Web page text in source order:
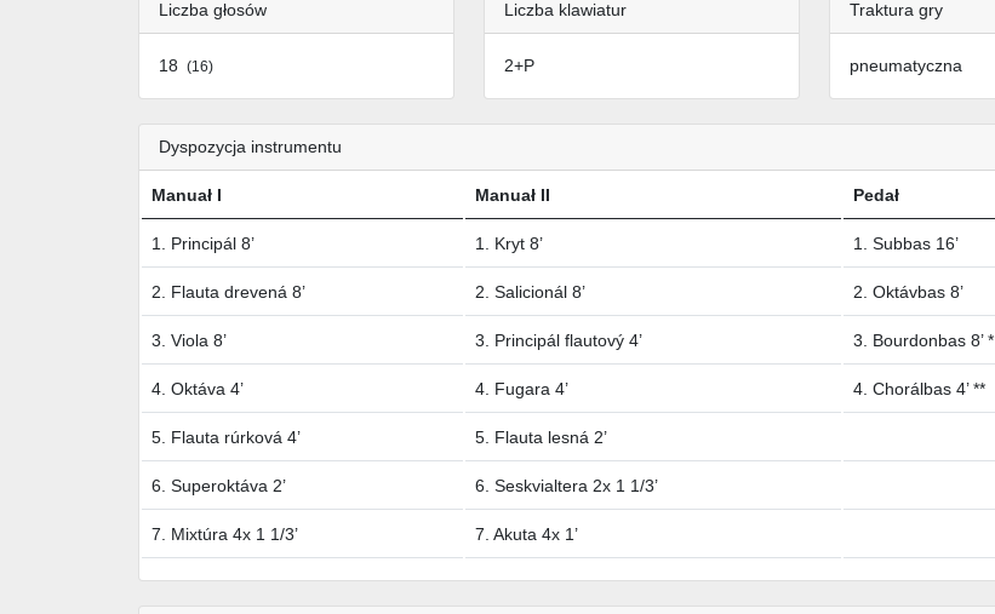
Liczba głosów
18 (16)
Liczba klawiatur
2+P
Traktura gry
pneumatyczna
Dyspozycja instrumentu
Manuał I Manuał II Pedał
1. Principál 8’ 1. Kryt 8’ 1. Subbas 16’
2. Flauta drevená 8’ 2. Salicionál 8’ 2. Oktávbas 8’
3. Viola 8’ 3. Principál flautový 4’ 3. Bourdonbas 8’ *
4. Oktáva 4’ 4. Fugara 4’ 4. Chorálbas 4’ **
5. Flauta rúrková 4’ 5. Flauta lesná 2’
6. Superoktáva 2’ 6. Seskvialtera 2x 1 1/3’
7. Mixtúra 4x 1 1/3’ 7. Akuta 4x 1’